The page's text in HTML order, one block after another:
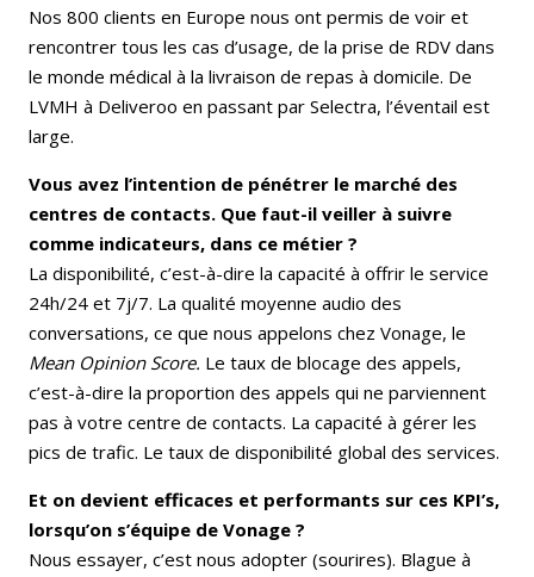
Nos 800 clients en Europe nous ont permis de voir et
rencontrer tous les cas d’usage, de la prise de RDV dans
le monde médical à la livraison de repas à domicile. De
LVMH à Deliveroo en passant par Selectra, l’éventail est
large.
Vous avez l’intention de pénétrer le marché des
centres de contacts. Que faut-il veiller à suivre
comme indicateurs, dans ce métier ?
La disponibilité, c’est-à-dire la capacité à offrir le service
24h/24 et 7j/7. La qualité moyenne audio des
conversations, ce que nous appelons chez Vonage, le
Mean Opinion Score. Le taux de blocage des appels,
c’est-à-dire la proportion des appels qui ne parviennent
pas à votre centre de contacts. La capacité à gérer les
pics de trafic. Le taux de disponibilité global des services.
Et on devient efficaces et performants sur ces KPI’s,
lorsqu’on s’équipe de Vonage ?
Nous essayer, c’est nous adopter (sourires). Blague à